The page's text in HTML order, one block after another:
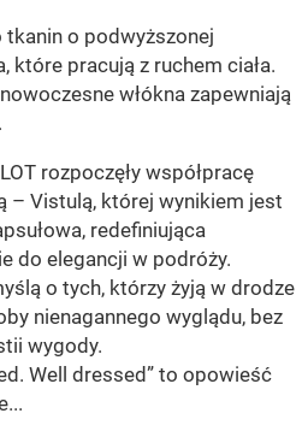
o podwyższonej
które pracują z ruchem ciała.
włókna zapewniają
rozpoczęły współpracę
– Vistulą, której wynikiem jest
redefiniująca
do elegancji w podróży.
o tych, którzy żyją w drodze
nienagannego wyglądu, bez
wygody.
Well dressed” to opowieść